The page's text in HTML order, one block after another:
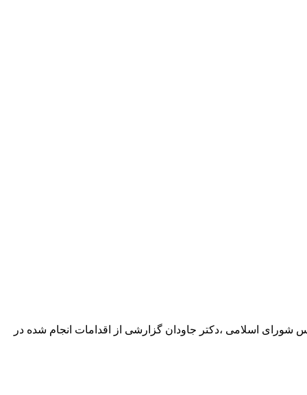
اسلامی ،دکتر جاودان گزارشی از اقدامات انجام شده در